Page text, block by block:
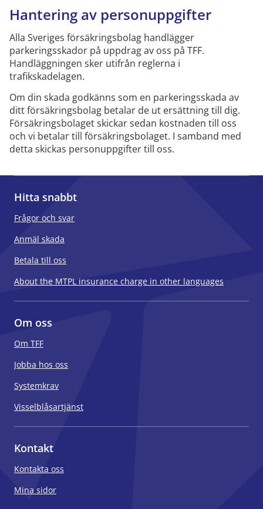
Hantering av personuppgifter
Alla Sveriges försäkringsbolag handlägger
parkeringsskador på uppdrag av oss på TFF.
Handläggningen sker utifrån reglerna i
trafikskadelagen.
Om din skada godkänns som en parkeringsskada av
ditt försäkringsbolag betalar de ut ersättning till dig.
Försäkringsbolaget skickar sedan kostnaden till oss
och vi betalar till försäkringsbolaget. I samband med
detta skickas personuppgifter till oss.
Hitta snabbt
Frågor och svar
Anmäl skada
Betala till oss
About the MTPL insurance charge in other languages
Om oss
Om TFF
Jobba hos oss
Systemkrav
Visselblåsartjänst
Kontakt
Kontakta oss
Mina sidor